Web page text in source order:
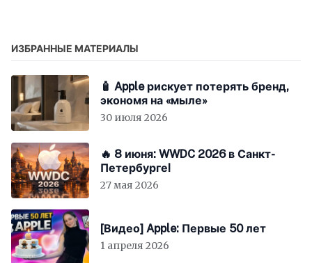
ИЗБРАННЫЕ МАТЕРИАЛЫ
🧴 Apple рискует потерять бренд,
экономя на «мыле»
30 июля 2026
🔥 8 июня: WWDC 2026 в Санкт-
Петербурге!
27 мая 2026
[Видео] Apple: Первые 50 лет
1 апреля 2026